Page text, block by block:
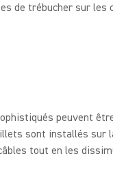
de trébucher sur les
peuvent
sont installés sur
tout en les